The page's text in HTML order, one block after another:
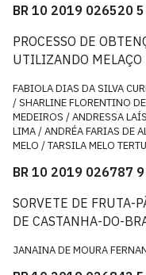
BR 10 2019 026520
PROCESSO DE
UTILIZANDO MELAÇO
FABIOLA DIAS DA SILVA
/ SHARLINE FLORENTINO
MEDEIROS / ANDRESSA
LIMA / ANDRÉA FARIAS DE
MELO / TARSILA MELO
BR 10 2019 026787
SORVETE DE FRUTA-
DE CASTANHA-DO-
JANAINA DE MOURA